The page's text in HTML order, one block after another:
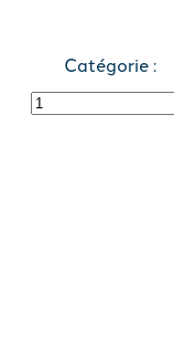
Catégorie :
quantité